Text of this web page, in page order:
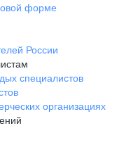
форме
России
специалистов
организациях